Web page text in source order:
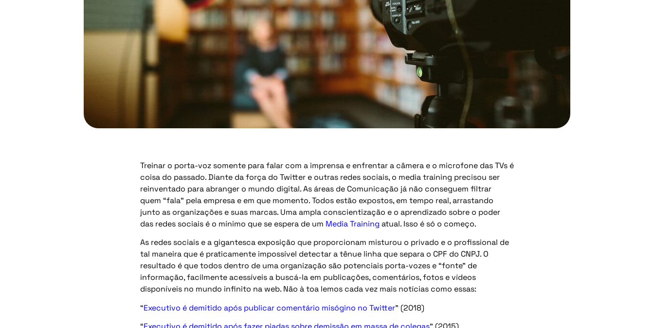
Treinar o porta-voz somente para falar com a imprensa e enfrentar a câmera e o microfone das TVs é
coisa do passado. Diante da força do Twitter e outras redes sociais, o media training precisou ser
reinventado para abranger o mundo digital. As áreas de Comunicação já não conseguem filtrar
quem “fala” pela empresa e em que momento. Todos estão expostos, em tempo real, arrastando
junto as organizações e suas marcas. Uma ampla conscientização e o aprendizado sobre o poder
das redes sociais é o mínimo que se espera de um Media Training atual. Isso é só o começo.
As redes sociais e a gigantesca exposição que proporcionam misturou o privado e o profissional de
tal maneira que é praticamente impossível detectar a tênue linha que separa o CPF do CNPJ. O
resultado é que todos dentro de uma organização são potenciais porta-vozes e “fonte” de
informação, facilmente acessíveis a buscá-la em publicações, comentários, fotos e vídeos
disponíveis no mundo infinito na web. Não à toa lemos cada vez mais notícias como essas:
“Executivo é demitido após publicar comentário misógino no Twitter” (2018)